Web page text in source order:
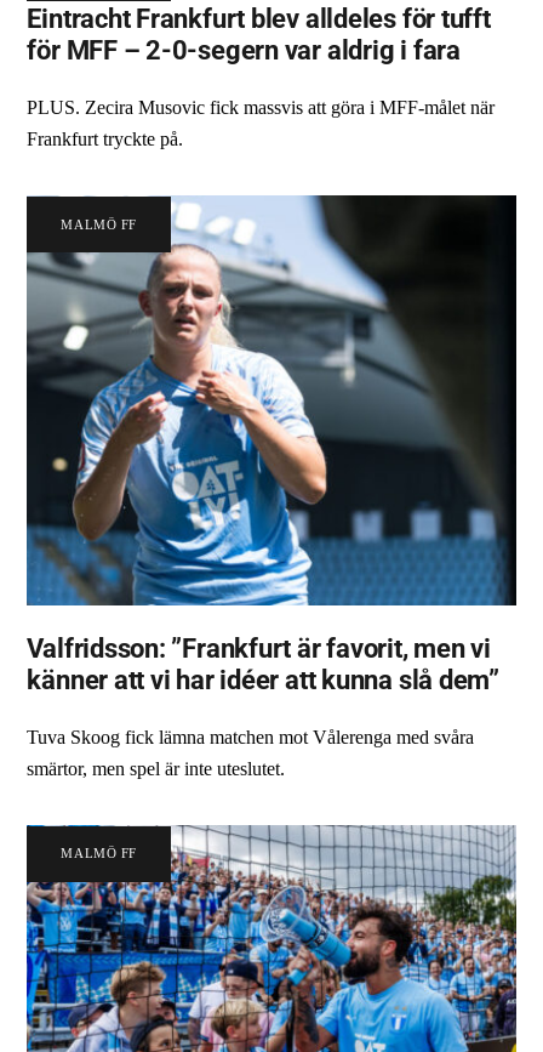
Eintracht Frankfurt blev alldeles för tufft
för MFF – 2-0-segern var aldrig i fara
PLUS. Zecira Musovic fick massvis att göra i MFF-målet när
Frankfurt tryckte på.
MALMÖ FF
Valfridsson: ”Frankfurt är favorit, men vi
känner att vi har idéer att kunna slå dem”
Tuva Skoog fick lämna matchen mot Vålerenga med svåra
smärtor, men spel är inte uteslutet.
MALMÖ FF